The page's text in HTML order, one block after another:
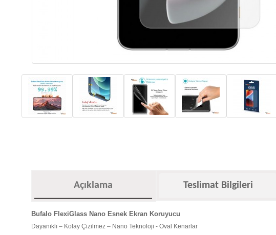
Açıklama Teslimat Bilgileri
Bufalo FlexiGlass Nano Esnek Ekran Koruyucu
Dayanıklı – Kolay Çizilmez – Nano Teknoloji - Oval Kenarlar